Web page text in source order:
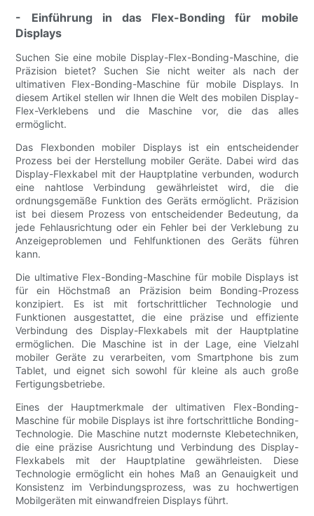
- Einführung in das Flex-Bonding für mobile
Displays
Suchen Sie eine mobile Display-Flex-Bonding-Maschine, die
Präzision bietet? Suchen Sie nicht weiter als nach der
ultimativen Flex-Bonding-Maschine für mobile Displays. In
diesem Artikel stellen wir Ihnen die Welt des mobilen Display-
Flex-Verklebens und die Maschine vor, die das alles
ermöglicht.
Das Flexbonden mobiler Displays ist ein entscheidender
Prozess bei der Herstellung mobiler Geräte. Dabei wird das
Display-Flexkabel mit der Hauptplatine verbunden, wodurch
eine nahtlose Verbindung gewährleistet wird, die die
ordnungsgemäße Funktion des Geräts ermöglicht. Präzision
ist bei diesem Prozess von entscheidender Bedeutung, da
jede Fehlausrichtung oder ein Fehler bei der Verklebung zu
Anzeigeproblemen und Fehlfunktionen des Geräts führen
kann.
Die ultimative Flex-Bonding-Maschine für mobile Displays ist
für ein Höchstmaß an Präzision beim Bonding-Prozess
konzipiert. Es ist mit fortschrittlicher Technologie und
Funktionen ausgestattet, die eine präzise und effiziente
Verbindung des Display-Flexkabels mit der Hauptplatine
ermöglichen. Die Maschine ist in der Lage, eine Vielzahl
mobiler Geräte zu verarbeiten, vom Smartphone bis zum
Tablet, und eignet sich sowohl für kleine als auch große
Fertigungsbetriebe.
Eines der Hauptmerkmale der ultimativen Flex-Bonding-
Maschine für mobile Displays ist ihre fortschrittliche Bonding-
Technologie. Die Maschine nutzt modernste Klebetechniken,
die eine präzise Ausrichtung und Verbindung des Display-
Flexkabels mit der Hauptplatine gewährleisten. Diese
Technologie ermöglicht ein hohes Maß an Genauigkeit und
Konsistenz im Verbindungsprozess, was zu hochwertigen
Mobilgeräten mit einwandfreien Displays führt.